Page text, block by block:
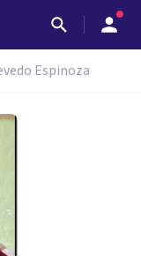
Espinoza